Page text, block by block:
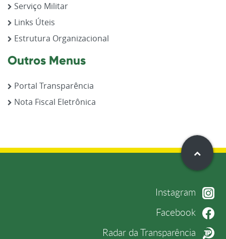
Serviço Militar
Links Úteis
Estrutura Organizacional
Outros Menus
Portal Transparência
Nota Fiscal Eletrônica
Instagram
Facebook
Radar da Transparência